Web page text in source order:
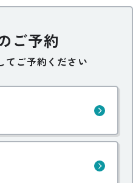
ご予約
てご予約ください